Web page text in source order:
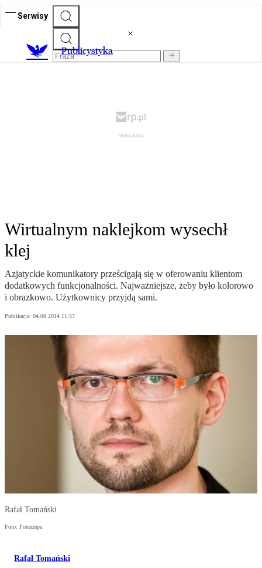
Serwisy
Publicystyka
Wirtualnym naklejkom wysechł
klej
Azjatyckie komunikatory prześcigają się w oferowaniu klientom
dodatkowych funkcjonalności. Najważniejsze, żeby było kolorowo
i obrazkowo. Użytkownicy przyjdą sami.
Publikacja: 04.08.2014 11:57
Rafał Tomański
Foto: Fotorzepa
Rafał Tomański